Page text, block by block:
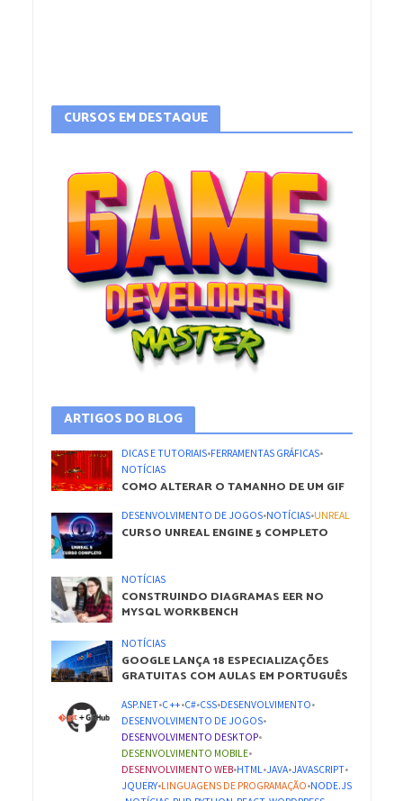
CURSOS EM DESTAQUE
ARTIGOS DO BLOG
DICAS E TUTORIAIS•FERRAMENTAS GRÁFICAS•
NOTÍCIAS
COMO ALTERAR O TAMANHO DE UM GIF
DESENVOLVIMENTO DE JOGOS•NOTÍCIAS•UNREAL
CURSO UNREAL ENGINE 5 COMPLETO
NOTÍCIAS
CONSTRUINDO DIAGRAMAS EER NO
MYSQL WORKBENCH
NOTÍCIAS
GOOGLE LANÇA 18 ESPECIALIZAÇÕES
GRATUITAS COM AULAS EM PORTUGUÊS
ASP.NET•C ++•C#•CSS•DESENVOLVIMENTO•
DESENVOLVIMENTO DE JOGOS•
DESENVOLVIMENTO DESKTOP•
DESENVOLVIMENTO MOBILE•
DESENVOLVIMENTO WEB•HTML •JAVA•JAVASCRIPT•
JQUERY•LINGUAGENS DE PROGRAMAÇÃO•NODE.JS